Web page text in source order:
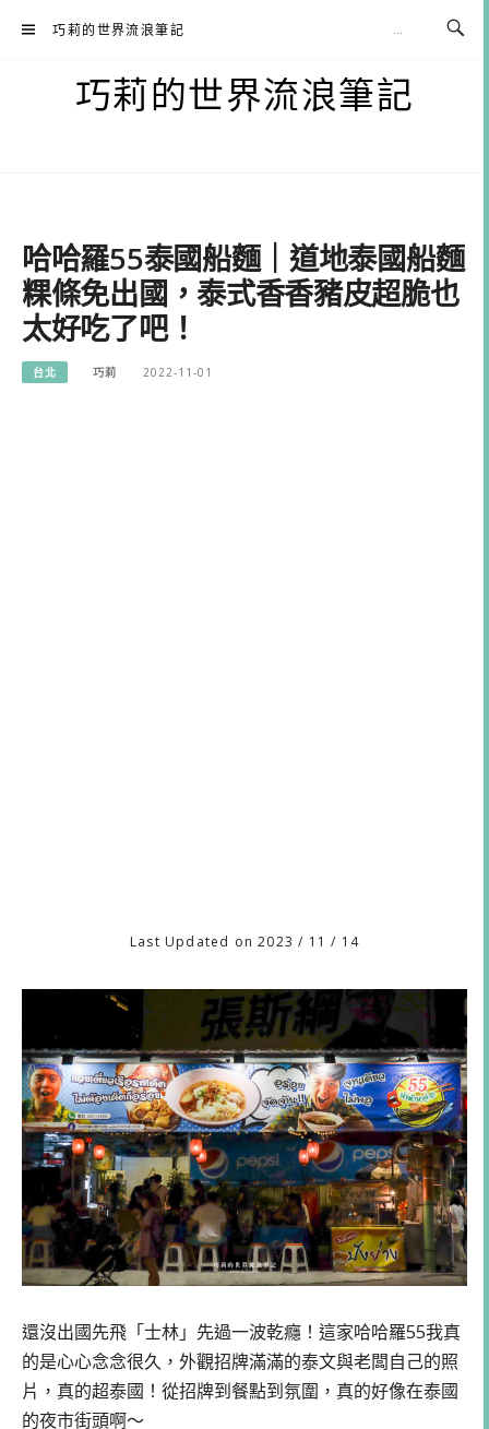
巧莉的世界流浪筆記
巧莉的世界流浪筆記
哈哈羅55泰國船麵｜道地泰國船麵
粿條免出國，泰式香香豬皮超脆也
太好吃了吧！
台北 巧莉 2022-11-01
Last Updated on 2023 / 11 / 14
還沒出國先飛「士林」先過一波乾癮！這家哈哈羅55我真
的是心心念念很久，外觀招牌滿滿的泰文與老闆自己的照
片，真的超泰國！從招牌到餐點到氛圍，真的好像在泰國
的夜市街頭啊～